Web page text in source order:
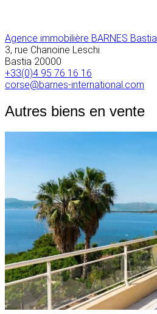
Agence immobilière BARNES Bastia
3, rue Chanoine Leschi
Bastia 20000
+33(0)4 95 76 16 16
corse@barnes-international.com
Autres biens en vente